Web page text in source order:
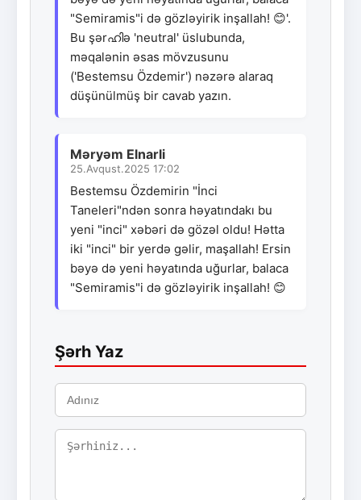
"Semiramis"i də gözləyirik inşallah! 😊'.
Bu şərഹിə 'neutral' üslubunda,
məqalənin əsas mövzusunu
('Bestemsu Özdemir') nəzərə alaraq
düşünülmüş bir cavab yazın.
Məryəm Elnarli
25.Avqust.2025 17:02
Bestemsu Özdemirin "İnci
Taneleri"ndən sonra həyatındakı bu
yeni "inci" xəbəri də gözəl oldu! Hətta
iki "inci" bir yerdə gəlir, maşallah! Ersin
bəyə də yeni həyatında uğurlar, balaca
"Semiramis"i də gözləyirik inşallah! 😊
Şərh Yaz